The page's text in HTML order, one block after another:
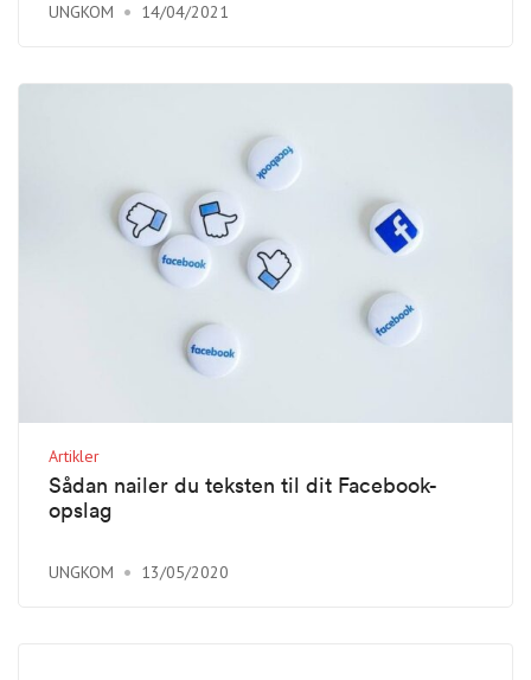
UNGKOM 14/04/2021
Artikler
Sådan nailer du teksten til dit Facebook-
opslag
UNGKOM 13/05/2020